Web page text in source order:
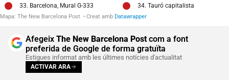
Afegeix The New Barcelona Postcom a font
preferida de Google de forma gratuïta
Estigues informat amb les últimes notícies d'actualitat
ACTIVAR ARA